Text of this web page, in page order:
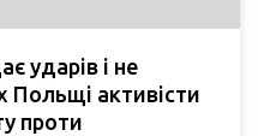
ударів і не
Польщі активісти
проти